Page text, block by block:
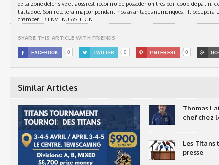
de la zone defensive et aussi est reconnu de posseder un tres bon coup de patin,
l’attaque. Son role sera majeur pendant nos avantages numeriques. Il occupera
chamber. BIENVENU ASHTON !
SHARE THIS ARTICLE WITH FRIENDS
 FACEBOOK 0  TWITTER 0  PINTEREST 0 
Similar Articles
Thomas
chef chez
Les Titans
presse